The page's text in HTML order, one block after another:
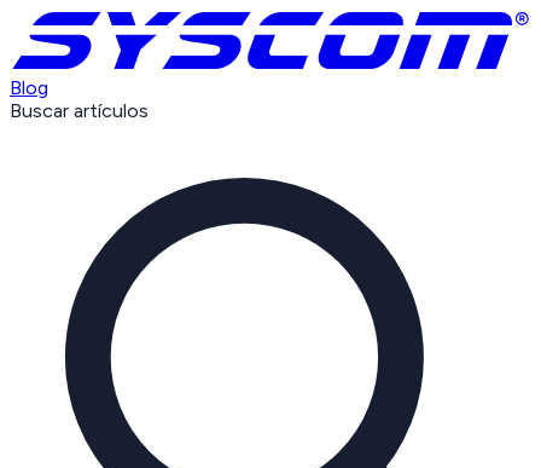
Blog
Buscar artículos